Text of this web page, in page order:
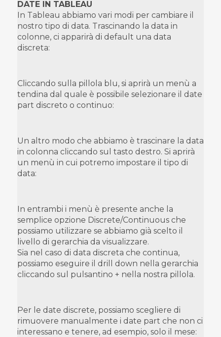
DATE IN TABLEAU
In Tableau abbiamo vari modi per cambiare il
nostro tipo di data. Trascinando la data in
colonne, ci apparirà di default una data
discreta:
Cliccando sulla pillola blu, si aprirà un menù a
tendina dal quale è possibile selezionare il date
part discreto o continuo:
Un altro modo che abbiamo è trascinare la data
in colonna cliccando sul tasto destro. Si aprirà
un menù in cui potremo impostare il tipo di
data:
In entrambi i menù è presente anche la
semplice opzione Discrete/Continuous che
possiamo utilizzare se abbiamo già scelto il
livello di gerarchia da visualizzare.
Sia nel caso di data discreta che continua,
possiamo eseguire il drill down nella gerarchia
cliccando sul pulsantino + nella nostra pillola.
Per le date discrete, possiamo scegliere di
rimuovere manualmente i date part che non ci
interessano e tenere, ad esempio, solo il mese: